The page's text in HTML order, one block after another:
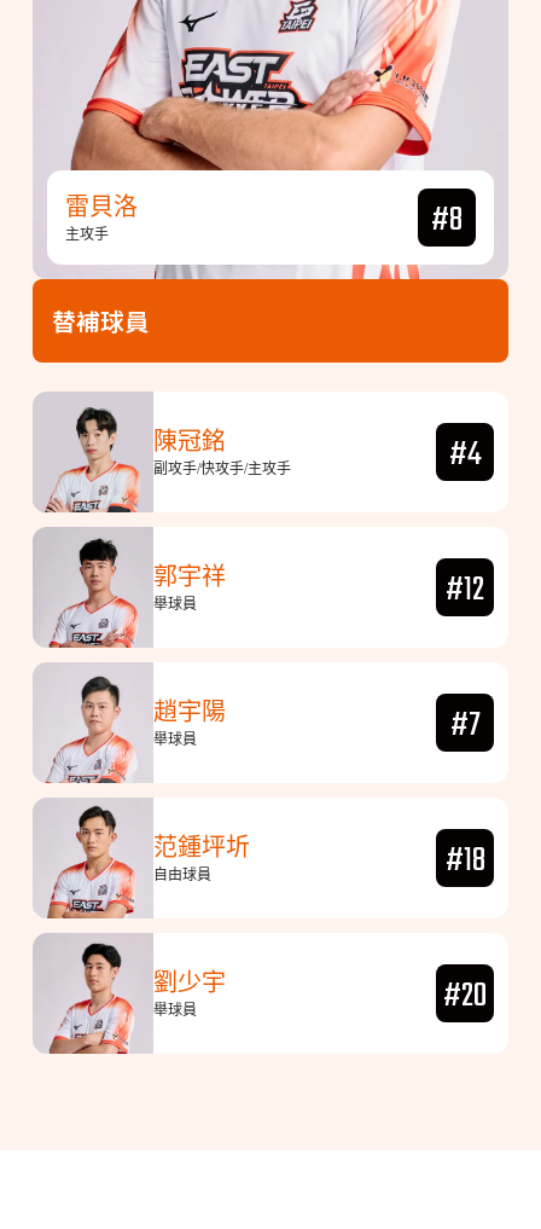
雷貝洛
主攻手 #8
替補球員
陳冠銘
副攻手/快攻手/主攻手 #4
郭宇祥
舉球員 #12
趙宇陽
舉球員 #7
范鍾坪圻
自由球員 #18
劉少宇
舉球員 #20